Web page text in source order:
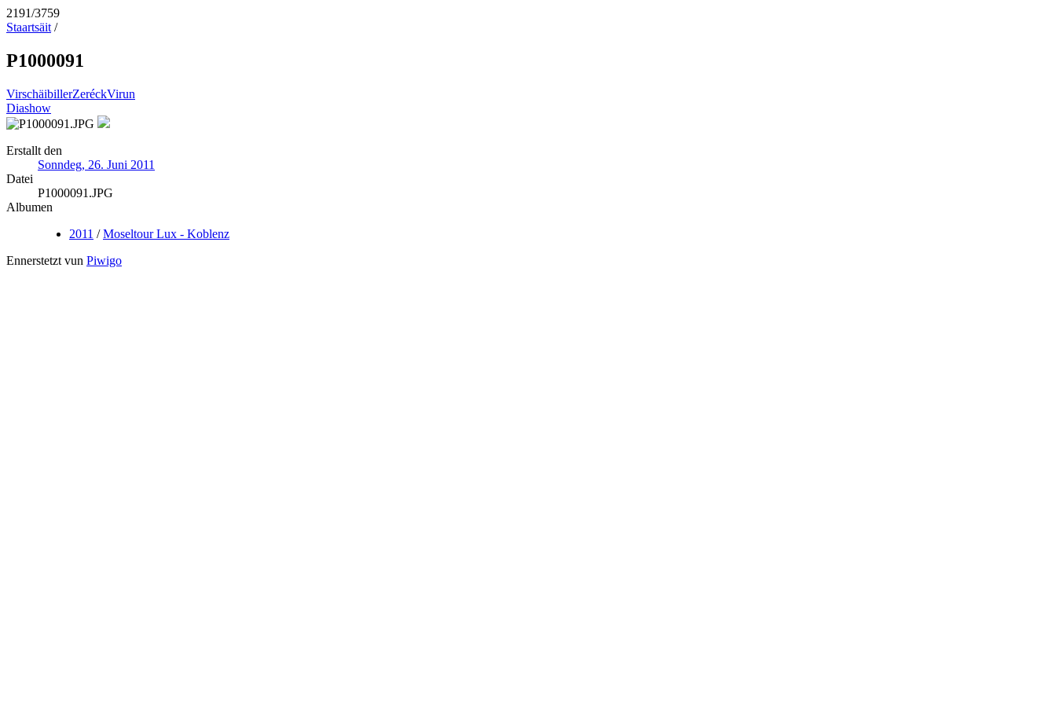
2191/3759
Staartsäit /
P1000091
VirschäibillerZeréckVirun
Diashow
Erstallt den
Sonndeg, 26. Juni 2011
Datei
P1000091.JPG
Albumen
2011 /Moseltour Lux - Koblenz
Ennerstetzt vun Piwigo